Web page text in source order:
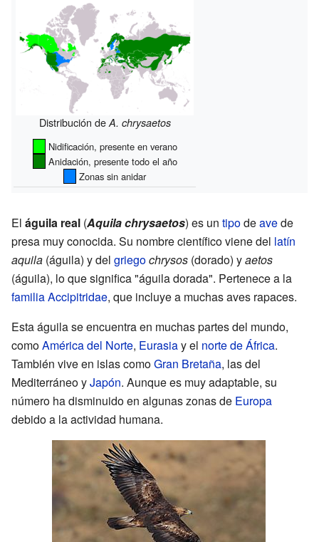
Distribución de A. chrysaetos
Nidificación, presente en verano
Anidación, presente todo el año
Zonas sin anidar
El águila real (Aquila chrysaetos) es un tipodeavede
presa muy conocida. Su nombre científico viene del latín
aquila (águila) y del griegochrysos (dorado) yaetos
(águila), lo que significa "águila dorada". Pertenece a la
familiaAccipitridae, que incluye a muchas aves rapaces.
Esta águila se encuentra en muchas partes del mundo,
comoAmérica del Norte, Eurasiay el norte de África.
También vive en islas comoGran Bretaña, las del
Mediterráneo yJapón. Aunque es muy adaptable, su
número ha disminuido en algunas zonas de Europa
debido a la actividad humana.